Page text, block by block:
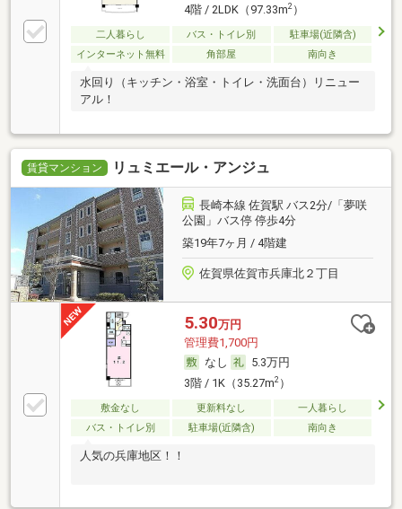
4階 / 2LDK（97.33m2）
二人暮らし バス・トイレ別
駐車場(近隣含)
インターネット無料
角部屋 南向き
水回り（キッチン・浴室・トイレ・洗面台）リニュー
アル！
賃貸マンション リュミエール・アンジュ
長崎本線 佐賀駅 バス2分/「夢咲
公園」バス停 停歩4分
築19年7ヶ月 / 4階建
佐賀県佐賀市兵庫北２丁目
5.30万円
管理費1,700円
なし
5.3万円
3階 / 1K（35.27m2）
敷金なし 更新料なし
一人暮らし
バス・トイレ別
駐車場(近隣含) 南向き
人気の兵庫地区！！